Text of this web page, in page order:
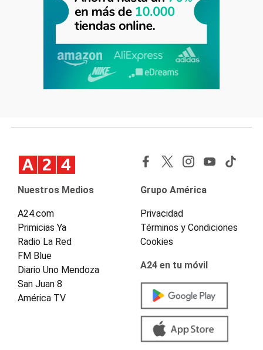
Nuestros Medios
A24.com
Primicias Ya
Radio La Red
FM Blue
Diario Uno Mendoza
San Juan 8
América TV
Grupo América
Privacidad
Términos y Condiciones
Cookies
A24 en tu móvil